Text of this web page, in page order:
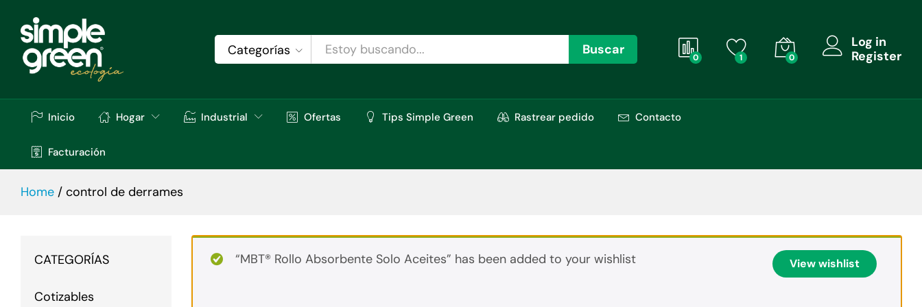
Categorías Buscar 0 1 0
Log in
Register
Inicio Hogar Industrial Ofertas Tips Simple Green Rastrear pedido Contacto
Facturación
Home / control de derrames
View wishlist
“MBT® Rollo Absorbente Solo Aceites” has been added to your wishlist
CATEGORÍAS
Cotizables